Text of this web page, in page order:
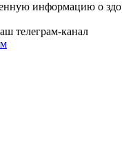
информацию о
телеграм-канал